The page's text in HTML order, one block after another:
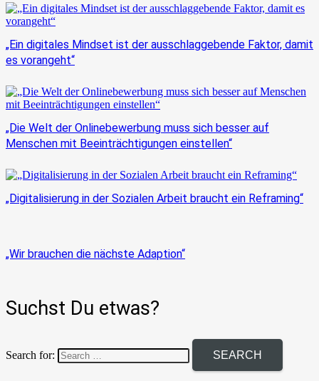
„Ein digitales Mindset ist der ausschlaggebende Faktor, damit
es vorangeht“
„Die Welt der Onlinebewerbung muss sich besser auf
Menschen mit Beeinträchtigungen einstellen“
„Digitalisierung in der Sozialen Arbeit braucht ein Reframing“
„Wir brauchen die nächste Adaption“
Suchst Du etwas?
Search for: